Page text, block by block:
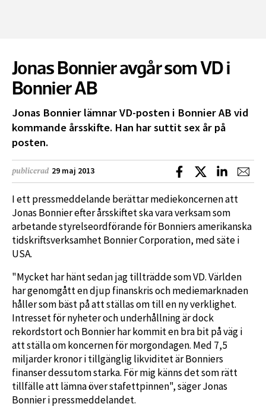
Jonas Bonnier avgår som VD i
Bonnier AB
Jonas Bonnier lämnar VD-posten i Bonnier AB vid
kommande årsskifte. Han har suttit sex år på
posten.
publicerad 29 maj 2013 Dela på Facebook
Dela på XDela på
I ett pressmeddelande berättar mediekoncernen att
Jonas Bonnier efter årsskiftet ska vara verksam som
arbetande styrelseordförande för Bonniers amerikanska
tidskriftsverksamhet Bonnier Corporation, med säte i
USA.
"Mycket har hänt sedan jag tillträdde som VD. Världen
har genomgått en djup finanskris och mediemarknaden
håller som bäst på att ställas om till en ny verklighet.
Intresset för nyheter och underhållning är dock
rekordstort och Bonnier har kommit en bra bit på väg i
att ställa om koncernen för morgondagen. Med 7,5
miljarder kronor i tillgänglig likviditet är Bonniers
finanser dessutom starka. För mig känns det som rätt
tillfälle att lämna över stafettpinnen", säger Jonas
Bonnier i pressmeddelandet.